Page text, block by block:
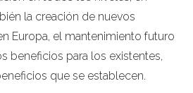
la creación de nuevos
Europa, el mantenimiento futuro
beneficios para los existentes,
que se establecen.